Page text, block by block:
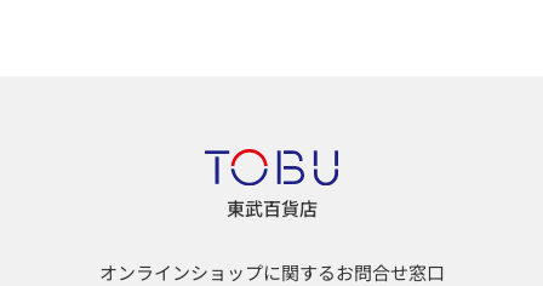
東武百貨店
オンラインショップに関するお問合せ窓口